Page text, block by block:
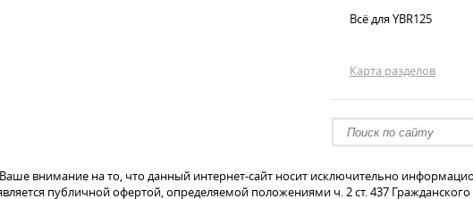
Всё для YBR125
Карта разделов
внимание на то, что данный интернет-сайт носит исключительно
публичной офертой, определяемой положениями ч. 2 ст. 437